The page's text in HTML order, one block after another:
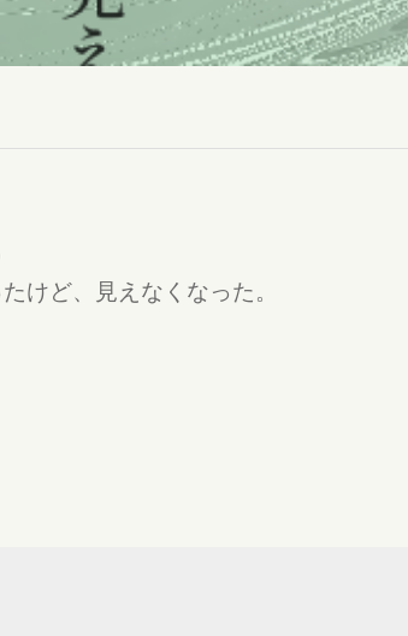
けど、見えなくなった。